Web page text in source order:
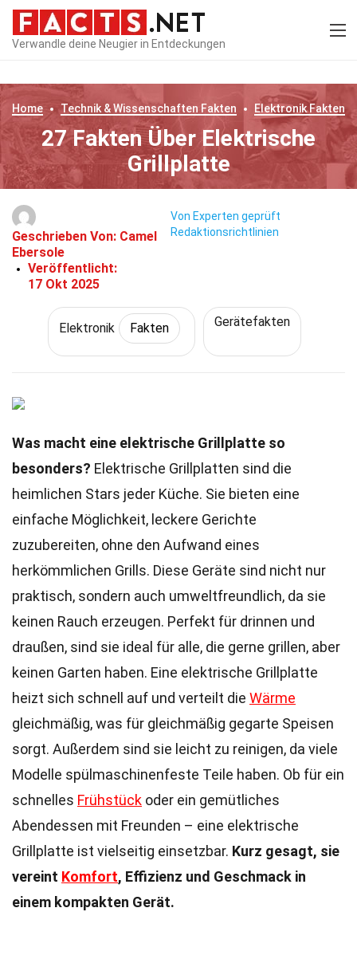
Verwandle deine Neugier in Entdeckungen
Home Technik & Wissenschaften Fakten ElektronikFakten
27 Fakten Über Elektrische
Grillplatte
Geschrieben Von: Camel
Ebersole
Veröffentlicht:
17 Okt 2025
Von Experten geprüft
Redaktionsrichtlinien
Elektronik Fakten Gerätefakten
Was macht eine elektrische Grillplatte so
besonders? Elektrische Grillplatten sind die
heimlichen Stars jeder Küche. Sie bieten eine
einfache Möglichkeit, leckere Gerichte
zuzubereiten, ohne den Aufwand eines
herkömmlichen Grills. Diese Geräte sind nicht nur
praktisch, sondern auch umweltfreundlich, da sie
keinen Rauch erzeugen. Perfekt für drinnen und
draußen, sind sie ideal für alle, die gerne grillen, aber
keinen Garten haben. Eine elektrische Grillplatte
heizt sich schnell auf und verteilt die Wärme
gleichmäßig, was für gleichmäßig gegarte Speisen
sorgt. Außerdem sind sie leicht zu reinigen, da viele
Modelle spülmaschinenfeste Teile haben. Ob für ein
schnelles Frühstück oder ein gemütliches
Abendessen mit Freunden – eine elektrische
Grillplatte ist vielseitig einsetzbar. Kurz gesagt, sie
vereint Komfort, Effizienz und Geschmack in
einem kompakten Gerät.